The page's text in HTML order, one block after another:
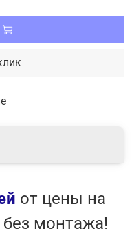
от цены на
без монтажа!